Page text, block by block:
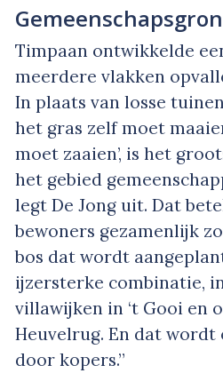
Timpaan ontwikkelde
meerdere vlakken
In plaats van losse
het gras zelf moet
moet zaaien’, is het
het gebied
legt De Jong uit. Dat
bewoners gezamenlijk
bos dat wordt
ijzersterke combinatie,
villawijken in ‘t Gooi en
Heuvelrug. En dat wordt
door kopers.”